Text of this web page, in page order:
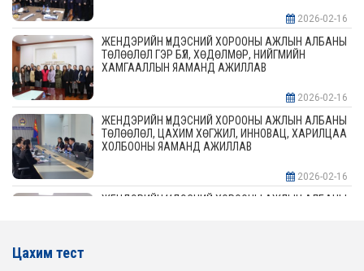
2026-02-16
ЖЕНДЭРИЙН ҮНДЭСНИЙ ХОРООНЫ АЖЛЫН АЛБАНЫ
ТӨЛӨӨЛӨЛ ГЭР БҮЛ, ХӨДӨЛМӨР, НИЙГМИЙН
ХАМГААЛЛЫН ЯАМАНД АЖИЛЛАВ
2026-02-16
ЖЕНДЭРИЙН ҮНДЭСНИЙ ХОРООНЫ АЖЛЫН АЛБАНЫ
ТӨЛӨӨЛӨЛ, ЦАХИМ ХӨГЖИЛ, ИННОВАЦ, ХАРИЛЦАА
ХОЛБООНЫ ЯАМАНД АЖИЛЛАВ
2026-02-16
ЖЕНДЭРИЙН ҮНДЭСНИЙ ХОРООНЫ АЖЛЫН АЛБАНЫ
Цахим тест